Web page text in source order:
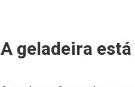
A geladeira